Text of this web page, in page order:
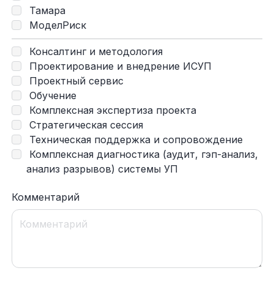
Тамара
МоделРиск
Консалтинг и методология
Проектирование и внедрение ИСУП
Проектный сервис
Обучение
Комплексная экспертиза проекта
Стратегическая сессия
Техническая поддержка и сопровождение
Комплексная диагностика (аудит, гэп-анализ,
анализ разрывов) системы УП
Комментарий